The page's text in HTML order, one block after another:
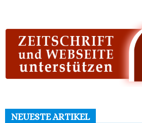
NEUESTE ARTIKEL